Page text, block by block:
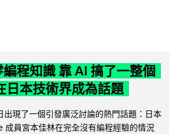
編程知識 靠 AI 搞了一整個
日本技術界成為話題
出現了一個引發廣泛討論的熱門話題：日本
成員宮本佳林在完全沒有編程經驗的情況